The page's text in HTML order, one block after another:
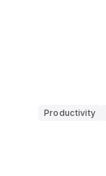
Productivity